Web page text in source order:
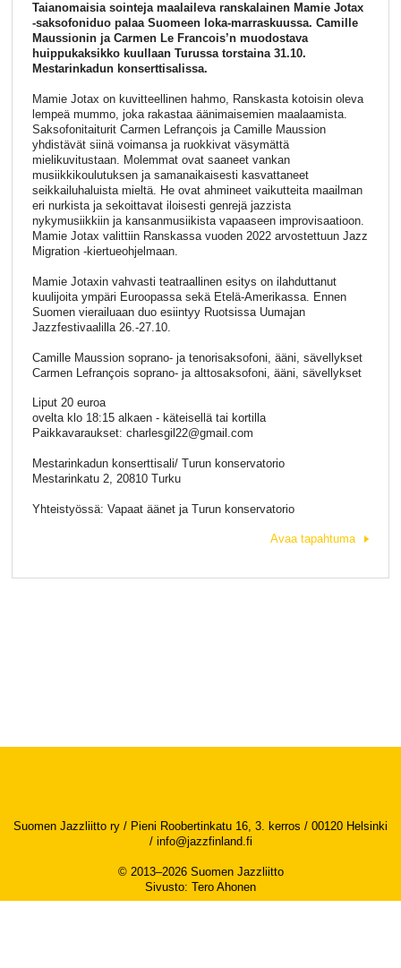
Taianomaisia sointeja maalaileva ranskalainen Mamie Jotax
-saksofoniduo palaa Suomeen loka-marraskuussa. Camille
Maussionin ja Carmen Le Francois’n muodostava
huippukaksikko kuullaan Turussa torstaina 31.10.
Mestarinkadun konserttisalissa.
Mamie Jotax on kuvitteellinen hahmo, Ranskasta kotoisin oleva
lempeä mummo, joka rakastaa äänimaisemien maalaamista.
Saksofonitaiturit Carmen Lefrançois ja Camille Maussion
yhdistävät siinä voimansa ja ruokkivat väsymättä
mielikuvitustaan. Molemmat ovat saaneet vankan
musiikkikoulutuksen ja samanaikaisesti kasvattaneet
seikkailuhaluista mieltä. He ovat ahmineet vaikutteita maailman
eri nurkista ja sekoittavat iloisesti genrejä jazzista
nykymusiikkiin ja kansanmusiikista vapaaseen improvisaatioon.
Mamie Jotax valittiin Ranskassa vuoden 2022 arvostettuun Jazz
Migration -kiertueohjelmaan.
Mamie Jotaxin vahvasti teatraallinen esitys on ilahduttanut
kuulijoita ympäri Euroopassa sekä Etelä-Amerikassa. Ennen
Suomen vierailuaan duo esiintyy Ruotsissa Uumajan
Jazzfestivaalilla 26.-27.10.
Camille Maussion soprano- ja tenorisaksofoni, ääni, sävellykset
Carmen Lefrançois soprano- ja alttosaksofoni, ääni, sävellykset
Liput 20 euroa
ovelta klo 18:15 alkaen - käteisellä tai kortilla
Paikkavaraukset: charlesgil22@gmail.com
Mestarinkadun konserttisali/ Turun konservatorio
Mestarinkatu 2, 20810 Turku
Yhteistyössä: Vapaat äänet ja Turun konservatorio
Avaa tapahtuma
Suomen Jazzliitto ry / Pieni Roobertinkatu 16, 3. kerros / 00120 Helsinki
/ info@jazzfinland.fi
© 2013–2026 Suomen Jazzliitto
Sivusto: Tero Ahonen